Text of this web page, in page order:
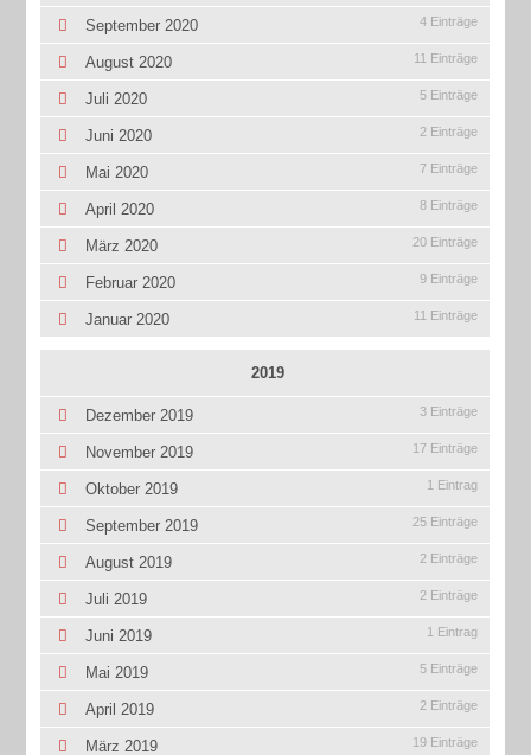
September 2020 4 Einträge
August 2020 11 Einträge
Juli 2020 5 Einträge
Juni 2020 2 Einträge
Mai 2020 7 Einträge
April 2020 8 Einträge
März 2020 20 Einträge
Februar 2020 9 Einträge
Januar 2020 11 Einträge
2019
Dezember 2019 3 Einträge
November 2019 17 Einträge
Oktober 2019 1 Eintrag
September 2019 25 Einträge
August 2019 2 Einträge
Juli 2019 2 Einträge
Juni 2019 1 Eintrag
Mai 2019 5 Einträge
April 2019 2 Einträge
März 2019 19 Einträge